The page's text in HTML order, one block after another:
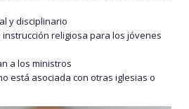
y disciplinario
religiosa para los jóvenes
a los ministros
está asociada con otras iglesias o